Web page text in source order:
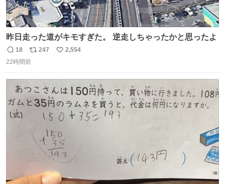
昨日走った道がキモすぎた。 逆走しちゃったかと思ったよ
返
信
18
リ
ポ
ト
247
い
数
2,554
22時間前